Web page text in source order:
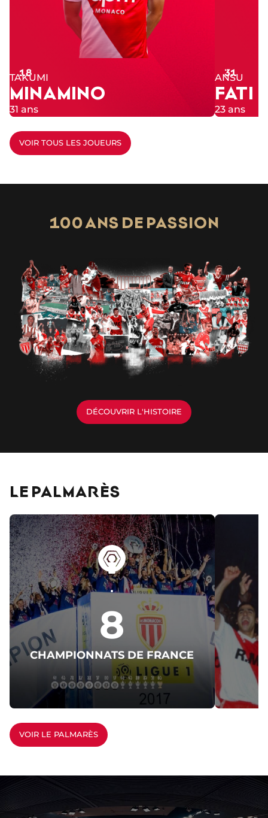
TAKUMI
MINAMINO
Numéro
18
31 ans
ANSU
FATI
Numéro
31
23 ans
VOIR TOUS LES JOUEURS
100 ANS DE PASSION
DÉCOUVRIR L'HISTOIRE
LE PALMARÈS
8
CHAMPIONNATS DE FRANCE
VOIR LE PALMARÈS